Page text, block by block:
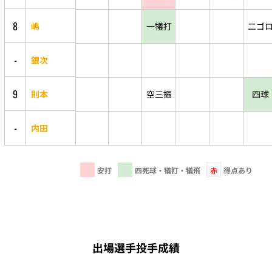
8 嶋 一犠打 二ゴ
- 銀次
9 則本 空三振 四球
- 内田
安打 四死球・犠打・犠飛 赤 得点あり
出場選手投手成績